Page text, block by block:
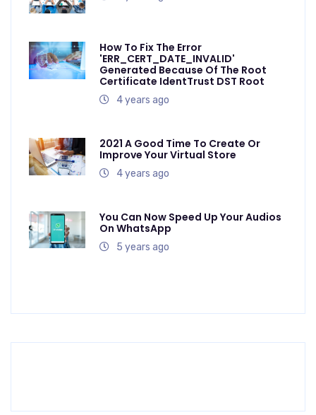
How To Fix The Error
'ERR_CERT_DATE_INVALID'
Generated Because Of The Root
Certificate IdentTrust DST Root
4 years ago
2021 A Good Time To Create Or
Improve Your Virtual Store
4 years ago
You Can Now Speed Up Your Audios
On WhatsApp
5 years ago